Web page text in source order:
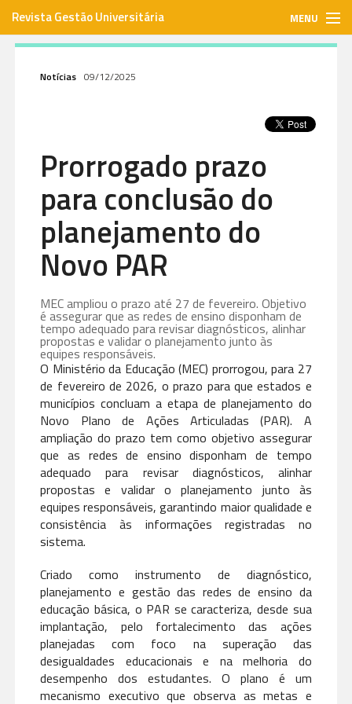
Revista Gestão Universitária MENU
Envie seu artigo
Assinar
Contato
Notícias 09/12/2025
Prorrogado prazo
para conclusão do
planejamento do
Novo PAR
MEC ampliou o prazo até 27 de fevereiro. Objetivo
é assegurar que as redes de ensino disponham de
tempo adequado para revisar diagnósticos, alinhar
propostas e validar o planejamento junto às
equipes responsáveis.
O Ministério da Educação (MEC) prorrogou, para 27
de fevereiro de 2026, o prazo para que estados e
municípios concluam a etapa de planejamento do
Novo Plano de Ações Articuladas (PAR). A
ampliação do prazo tem como objetivo assegurar
que as redes de ensino disponham de tempo
adequado para revisar diagnósticos, alinhar
propostas e validar o planejamento junto às
equipes responsáveis, garantindo maior qualidade e
consistência às informações registradas no
sistema.
Criado como instrumento de diagnóstico,
planejamento e gestão das redes de ensino da
educação básica, o PAR se caracteriza, desde sua
implantação, pelo fortalecimento das ações
planejadas com foco na superação das
desigualdades educacionais e na melhoria do
desempenho dos estudantes. O plano é um
mecanismo executivo que observa as metas e